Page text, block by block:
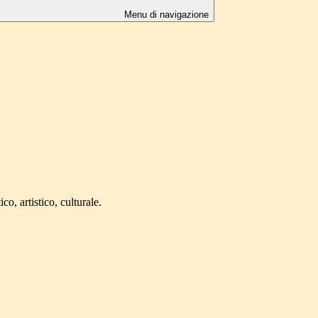
Menu di navigazione
artistico, culturale.